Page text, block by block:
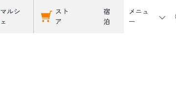
マルシ
ェ
スト
ア
宿
泊
メニュ
ー